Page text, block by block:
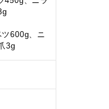
600g、ニ
3g